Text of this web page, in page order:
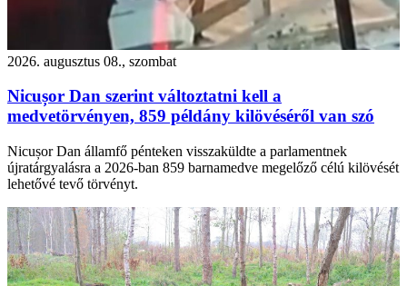
2026. augusztus 08., szombat
Nicușor Dan szerint változtatni kell a
medvetörvényen, 859 példány kilövéséről van szó
Nicușor Dan államfő pénteken visszaküldte a parlamentnek
újratárgyalásra a 2026-ban 859 barnamedve megelőző célú kilövését
lehetővé tevő törvényt.